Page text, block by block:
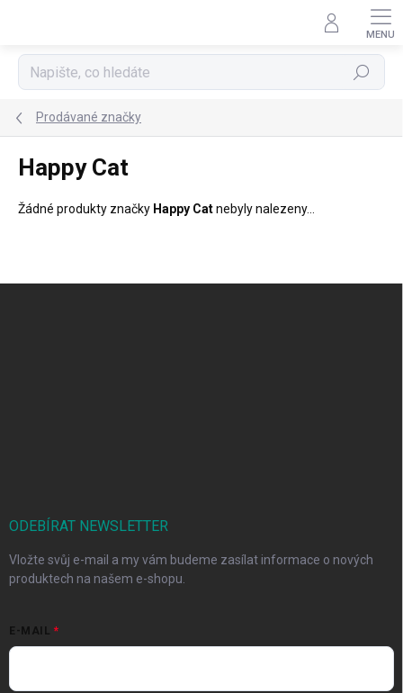
Hledat
Prodávané značky
Happy Cat
Žádné produkty značky Happy Catnebyly nalezeny...
ODEBÍRAT NEWSLETTER
Vložte svůj e-mail a my vám budeme zasílat informace o nových
produktech na našem e-shopu.
E-MAIL